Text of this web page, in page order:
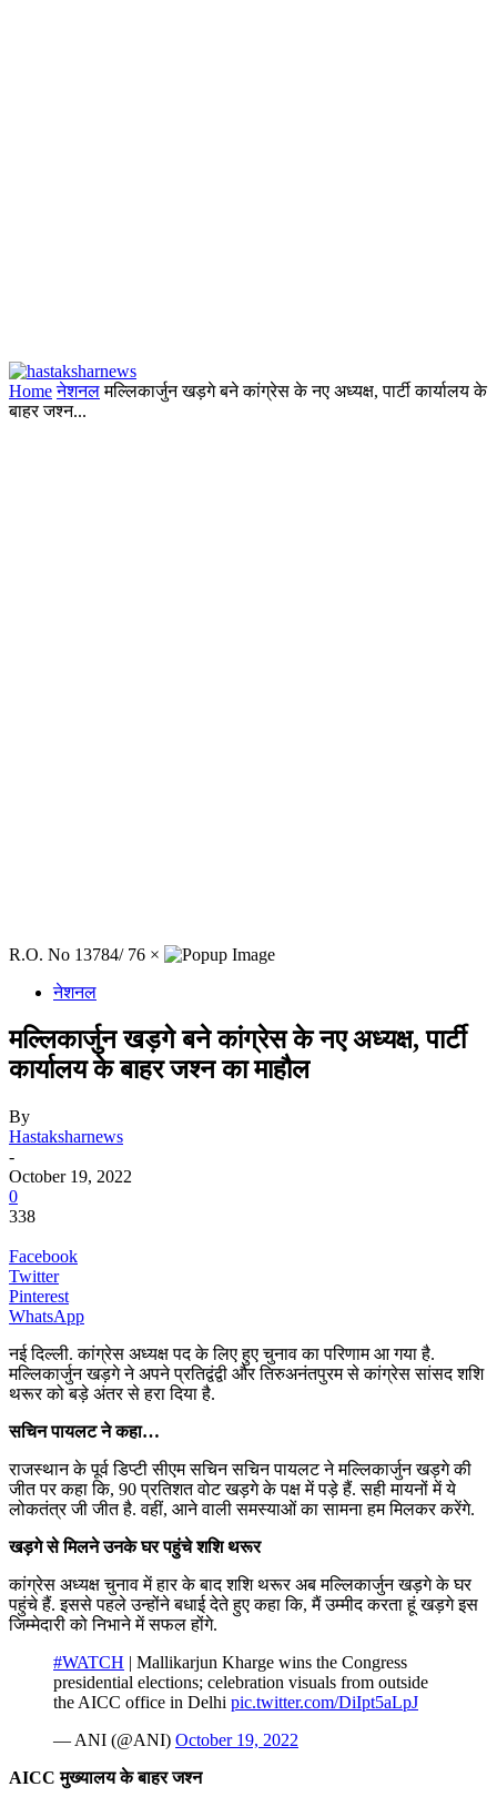
Home नेशनल मल्लिकार्जुन खड़गे बने कांग्रेस के नए अध्यक्ष, पार्टी कार्यालय के
बाहर जश्न...
R.O. No 13784/ 76 ×
नेशनल
मल्लिकार्जुन खड़गे बने कांग्रेस के नए अध्यक्ष, पार्टी
कार्यालय के बाहर जश्न का माहौल
By
Hastaksharnews
-
October 19, 2022
0
338
Facebook
Twitter
Pinterest
WhatsApp
नई दिल्ली. कांग्रेस अध्‍यक्ष पद के लिए हुए चुनाव का परिणाम आ गया है.
मल्लिकार्जुन खड़गे ने अपने प्रतिद्वंद्वी और तिरुअनंतपुरम से कांग्रेस सांसद शशि
थरूर को बड़े अंतर से हरा दिया है.
सचिन पायलट ने कहा…
राजस्थान के पूर्व डिप्टी सीएम सचिन सचिन पायलट ने मल्लिकार्जुन खड़गे की
जीत पर कहा कि, 90 प्रतिशत वोट खड़गे के पक्ष में पड़े हैं. सही मायनों में ये
लोकतंत्र जी जीत है. वहीं, आने वाली समस्याओं का सामना हम मिलकर करेंगे.
खड़गे से मिलने उनके घर पहुंचे शशि थरूर
कांग्रेस अध्यक्ष चुनाव में हार के बाद शशि थरूर अब मल्लिकार्जुन खड़गे के घर
पहुंचे हैं. इससे पहले उन्होंने बधाई देते हुए कहा कि, मैं उम्मीद करता हूं खड़गे इस
जिम्मेदारी को निभाने में सफल होंगे.
#WATCH | Mallikarjun Kharge wins the Congress
presidential elections; celebration visuals from outside
the AICC office in Delhi pic.twitter.com/DiIpt5aLpJ
— ANI (@ANI) October 19, 2022
AICC मुख्यालय के बाहर जश्न